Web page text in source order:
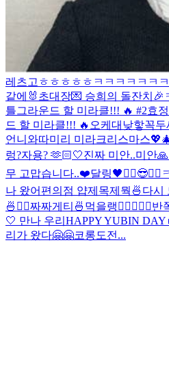
레츠고 ㅎㅎㅎㅎㅎ ㅋㅋㅋㅋㅋㅋ
같에🐰 초대장💌 승희의 돌잔치🎉
틀그라운드 할 미라클!!! 🔥 #2효
드 할 미라클!!! 🔥 오케 대낮핳꼭두
언니와따미리 미라크리스마스
렁?자용? 🫶🏻🤍진짜 미안..미안🙏
무 고맙습니다..❤️달링🖤 ✌🏻😎✌🏻
나 왔어 편의점 얍제목제뭑 🍜 다시
🍜✌🏻짜짜게티🍜먹을랭 ✌🏻 🖤🍒 🖤반
🤍 만나 우리 HAPPY YUBIN DAY
리가 왔다🤗🤗코롱도전...